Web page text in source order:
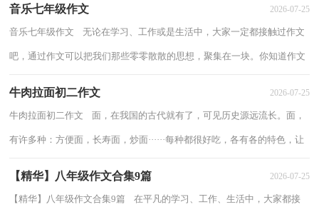
音乐七年级作文 2026-07-25
音乐七年级作文 无论在学习、工作或是生活中，大家一定都接触过作文
吧，通过作文可以把我们那些零零散散的思想，聚集在一块。你知道作文
牛肉拉面初二作文 2026-07-25
牛肉拉面初二作文 面，在我国的古代就有了，可见历史源远流长。面，
有许多种：方便面，长寿面，炒面······每种都很好吃，各有各的特色，让
【精华】八年级作文合集9篇 2026-07-25
【精华】八年级作文合集9篇 在平凡的学习、工作、生活中，大家都接